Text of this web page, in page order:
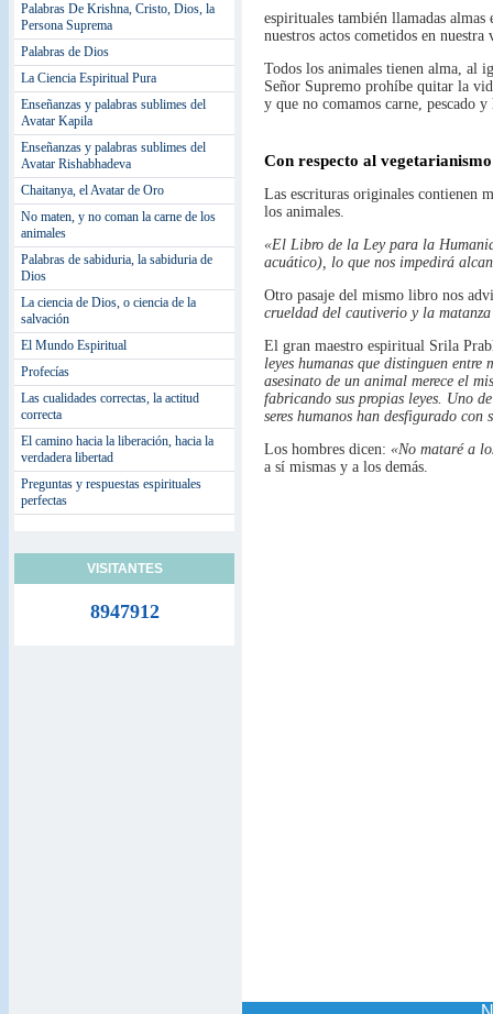
espirituales también llamadas
nuestros actos cometidos en
Todos los animales tienen alma, al
Señor Supremo prohíbe quitar la
y que no comamos carne, pescado
Con respecto al
Las escrituras originales contienen
los animales.
«El Libro de la Ley para la
acuático), lo que nos impedirá
Otro pasaje del mismo libro nos
crueldad del cautiverio y la matanza
El gran maestro espiritual Srila
leyes humanas que distinguen
asesinato de un animal merece el
fabricando sus propias leyes. Uno
seres humanos han desfigurado
Los hombres dicen: «No mataré a
a sí mismas y a los demás.
Palabras De Krishna, Cristo, Dios, la
Persona Suprema
Palabras de Dios
La Ciencia Espiritual Pura
Enseñanzas y palabras sublimes del
Avatar Kapila
Enseñanzas y palabras sublimes del
Avatar Rishabhadeva
Chaitanya, el Avatar de Oro
No maten, y no coman la carne de los
animales
Palabras de sabiduria, la sabiduria de
Dios
La ciencia de Dios, o ciencia de la
salvación
El Mundo Espiritual
Profecías
Las cualidades correctas, la actitud
correcta
El camino hacia la liberación, hacia la
verdadera libertad
Preguntas y respuestas espirituales
perfectas
VISITANTES
8947912